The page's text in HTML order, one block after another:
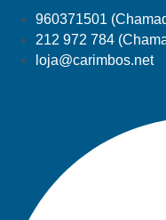
960371501
212 972 784
loja@carimbos.net